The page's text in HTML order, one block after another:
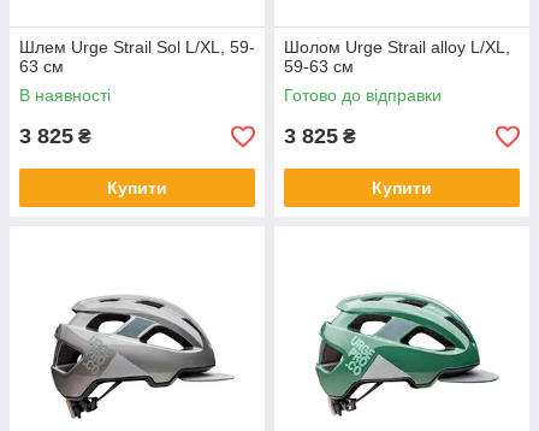
Шлем Urge Strail Sol L/XL, 59-
63 см
В наявності
3 825 ₴
Купити
Шолом Urge Strail alloy L/XL,
59-63 см
Готово до відправки
3 825 ₴
Купити